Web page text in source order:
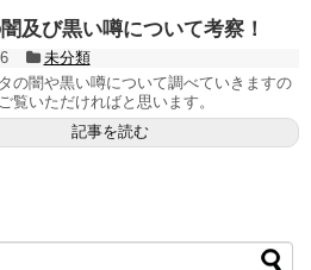
闇及び黒い噂について考察！
未分類
の闇や黒い噂について調べていきますの
覧いただければと思います。
記事を読む